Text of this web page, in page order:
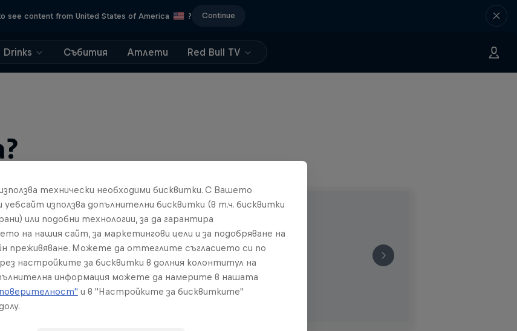
see content from United States of America ? Continue
Drinks Събития Атлети Red Bull TV
action-packed collection of two-wheel films, shows …
технически необходими бисквитки. С Вашето
уебсайт използва допълнителни бисквитки (в т.ч. бисквитки
или подобни технологии, за да гарантира
на нашия сайт, за маркетингови цели и за подобряване на
преживяване. Можете да оттеглите съгласието си по
настройките за бисквитки в долния колонтитул на
информация можете да намерите в нашата
и в "Настройките за бисквитките"